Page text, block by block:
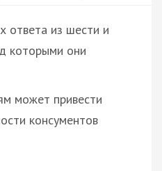
ответа из шести и
которыми они
может привести
консументов